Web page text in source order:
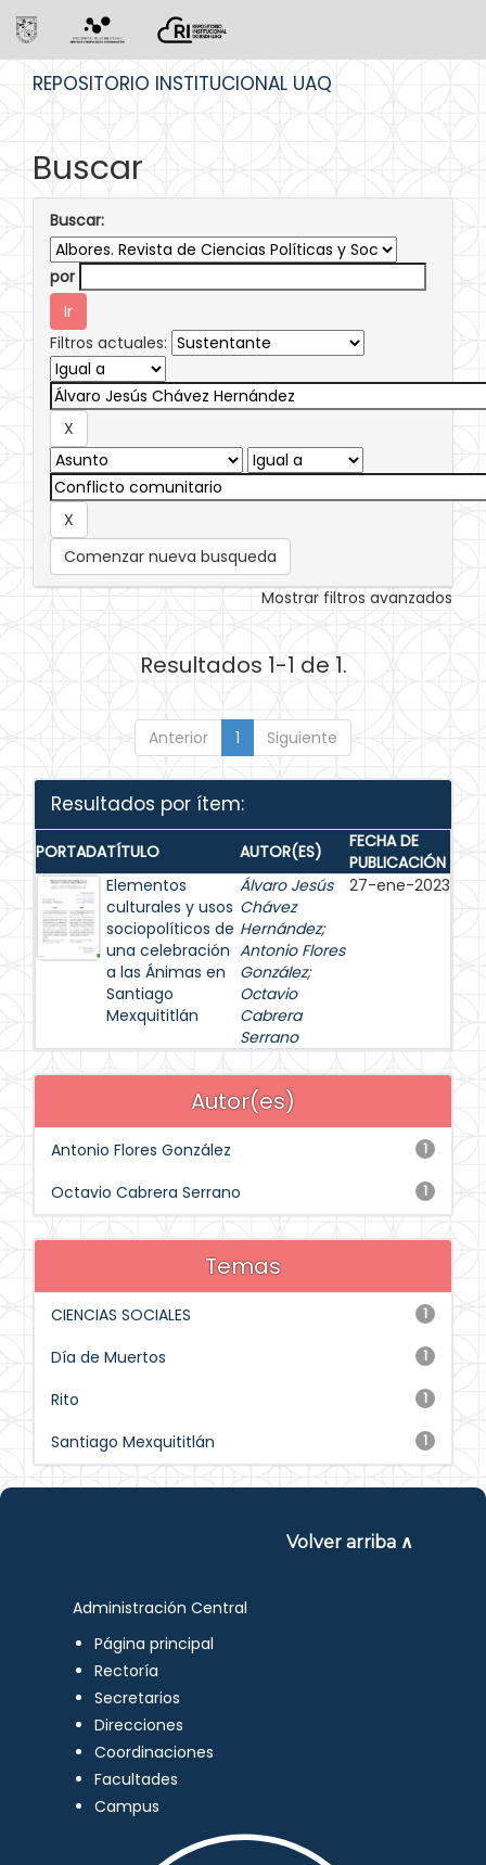
REPOSITORIO INSTITUCIONAL UAQ
Buscar
Buscar:
por
Filtros actuales:
Comenzar nueva busqueda
Mostrar filtros avanzados
Resultados 1-1 de 1.
Anterior 1 Siguiente
Resultados por ítem:
PORTADATÍTULO AUTOR(ES)
FECHA DE
PUBLICACIÓN
Elementos
culturales y usos
sociopolíticos de
una celebración
a las Ánimas en
Santiago
Mexquititlán
Álvaro Jesús
Chávez
Hernández;
Antonio Flores
González;
Octavio
Cabrera
Serrano
27-ene-2023
Autor(es)
1
Antonio Flores González
1
Octavio Cabrera Serrano
Temas
1
CIENCIAS SOCIALES
1
Día de Muertos
1
Rito
1
Santiago Mexquititlán
Volver arriba ∧
Administración Central
Página principal
Rectoría
Secretarios
Direcciones
Coordinaciones
Facultades
Campus